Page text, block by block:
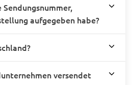
aufgegeben habe?
versendet